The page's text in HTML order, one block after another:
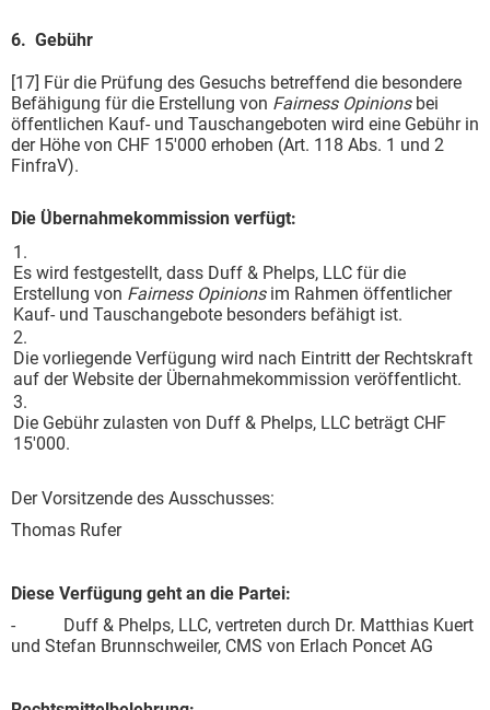
6. Gebühr
[17] Für die Prüfung des Gesuchs betreffend die besondere
Befähigung für die Erstellung von Fairness Opinionsbei
öffentlichen Kauf- und Tauschangeboten wird eine Gebühr in
der Höhe von CHF 15'000 erhoben (Art. 118 Abs. 1 und 2
FinfraV).
Die Übernahmekommission verfügt:
1.
Es wird festgestellt, dass Duff & Phelps, LLC für die
Erstellung von Fairness Opinionsim Rahmen öffentlicher
Kauf- und Tauschangebote besonders befähigt ist.
2.
Die vorliegende Verfügung wird nach Eintritt der Rechtskraft
auf der Website der Übernahmekommission veröffentlicht.
3.
Die Gebühr zulasten von Duff & Phelps, LLC beträgt CHF
15'000.
Der Vorsitzende des Ausschusses:
Thomas Rufer
Diese Verfügung geht an die Partei:
- Duff & Phelps, LLC, vertreten durch Dr. Matthias Kuert
und Stefan Brunnschweiler, CMS von Erlach Poncet AG